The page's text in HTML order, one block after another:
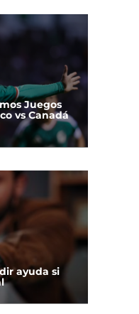
Juegos
vs Canadá
ayuda si